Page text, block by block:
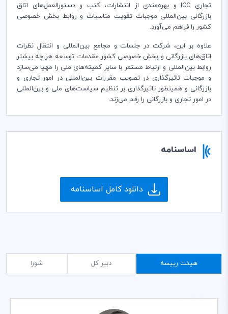
تجاری ICC و بهره‌مندی از انتشارات، کتب و دستورالعمل‌های اتاق
بازرگانی بین‌المللی موجبات تقویت مناسبات و روابط بخش خصوصی
کشور را فراهم می‌آورد.
علاوه بر این، شرکت در جلسات و مجامع بین‌المللی و انتقال نظرات
اتاق‌های بازرگانی و بخش خصوصی کشور مقدمات توسعه هر چه بیشتر
روابط بین‌المللی و ارتباط مستمر با سایر کمیته‌های ملی را مهیا می‌سازد
و موجبات تاثیرگذاری در تصویب مقررات بین‌المللی در امور تجاری و
بازرگانی و همینطور تاثیرگذاری بر تنظیم سیاست‌های ملی و بین‌المللی
در امور تجاری و بازرگانی را رقم می‌زند.
اساسنامه
دانلود کامل اساسنامه
هیئت رییسه دبیر کل شورا